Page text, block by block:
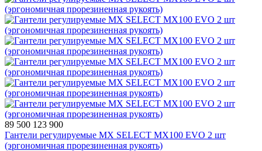
89 500 123 900
Гантели регулируемые MX SELECT MX100 EVO 2 шт
(эргономичная прорезиненная рукоять)